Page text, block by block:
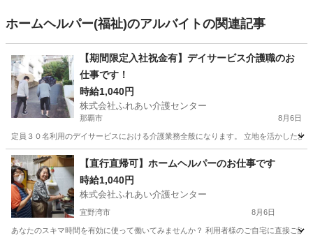
ホームヘルパー(福祉)のアルバイトの関連記事
【期間限定入社祝金有】デイサービス介護職のお
仕事です！
時給1,040円
株式会社ふれあい介護センター
那覇市 8月6日
定員３０名利用のデイサービスにおける介護業務全般になります。 立地を活かした
沖縄 那覇市 福祉 業務
【直行直帰可】ホームヘルパーのお仕事です
時給1,040円
株式会社ふれあい介護センター
宜野湾市 8月6日
あなたのスキマ時間を有効に使って働いてみませんか？ 利用者様のご自宅に直接ご